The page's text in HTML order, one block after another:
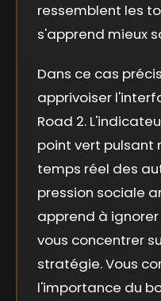
ressemblent les
s'apprend mieux
Dans ce cas
apprivoiser
Road 2.
point vert pulsant
temps réel des
pression sociale
apprend à
vous concentrer
stratégie. Vous
l'importance du